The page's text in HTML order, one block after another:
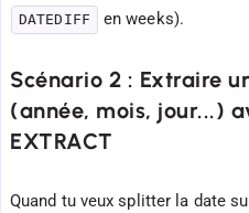
DATEDIFF en weeks).
Scénario 2 : Extraire
(année, mois, jour...)
EXTRACT
Quand tu veux splitter la date